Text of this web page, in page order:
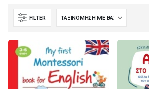
FILTER